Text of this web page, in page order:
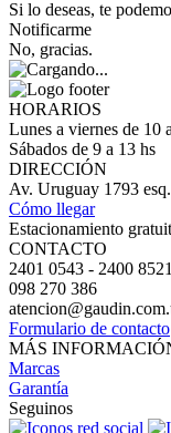
Si lo deseas, te
Notificarme
No, gracias.
HORARIOS
Lunes a viernes de 10
Sábados de 9 a 13 hs
DIRECCIÓN
Av. Uruguay 1793
Cómo llegar
Estacionamiento
CONTACTO
2401 0543 - 2400 8521
098 270 386
Formulario de contacto
MÁS
Marcas
Garantía
Seguinos